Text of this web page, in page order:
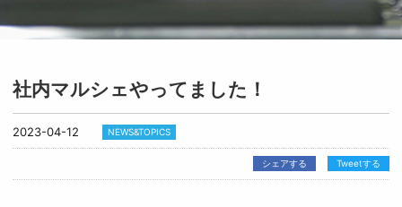
社内マルシェやってました！
2023-04-12 NEWS&TOPICS
シェアする Tweetする